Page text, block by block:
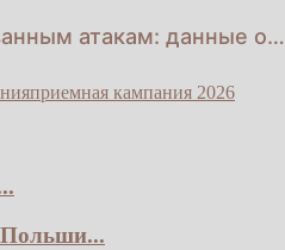
атакам: данные о…
приемная кампания 2026
Польши...